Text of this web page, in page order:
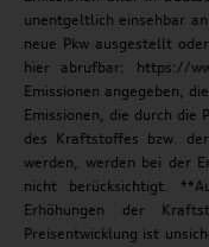
unentgeltlich einsehbar
neue Pkw ausgestellt
hier abrufbar: https://
Emissionen angegeben,
Emissionen, die durch die
des Kraftstoffes bzw.
werden, werden bei der
nicht berücksichtigt.
Erhöhungen der
Preisentwicklung ist